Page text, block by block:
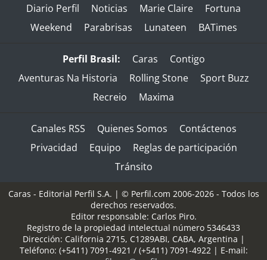
Diario Perfil Noticias Marie Claire
Fortuna
Weekend
Parabrisas Lunateen BATimes
Perfil Brasil: Caras
Contigo
Aventuras Na Historia
Rolling Stone
Sport Buzz
Recreio
Maxima
Canales RSS Quienes Somos
Contáctenos
Privacidad
Equipo
Reglas de participación
Tránsito
Caras - Editorial Perfil S.A. | © Perfil.com 2006-2026 - Todos los
derechos reservados.
Editor responsable: Carlos Piro.
Registro de la propiedad intelectual número 5346433
Dirección: California 2715, C1289ABI, CABA, Argentina |
Teléfono: (+5411) 7091-4921 / (+5411) 7091-4922| E-mail: